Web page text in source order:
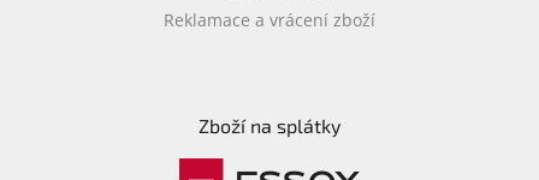
Reklamace a vrácení zboží
Zboží na splátky